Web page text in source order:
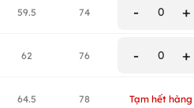
59.5 74 - 0 +
62 76 - 0 +
64.5 78 Tạm hết hàng